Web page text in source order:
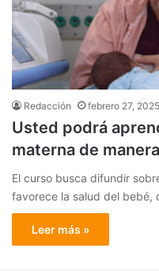
Redacción febrero 27, 2025
Usted podrá
materna de
El curso busca difundir
favorece la salud del bebé,
Leer más »